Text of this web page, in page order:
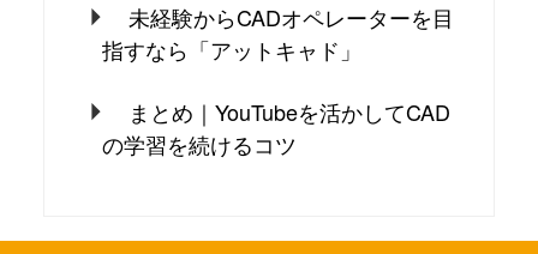
未経験からCADオペレーターを目
指すなら「アットキャド」
まとめ｜YouTubeを活かしてCAD
の学習を続けるコツ